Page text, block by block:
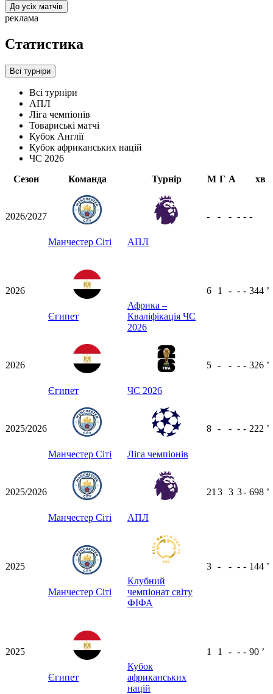
До усіх матчів
реклама
Статистика
Всі турніри
Всі турніри
АПЛ
Ліга чемпіонів
Товариські матчі
Кубок Англії
Кубок африканських націй
ЧС 2026
Сезон
Команда Турнір М Г А хв
2026/2027
Манчестер Сіті АПЛ
- - - - - -
2026
Єгипет
Африка –
Кваліфікація ЧС
2026
6 1 - - - 344 ʼ
2026
Єгипет ЧС 2026
5 - - - - 326 ʼ
2025/2026
Манчестер Сіті Ліга чемпіонів
8 - - - - 222 ʼ
2025/2026
Манчестер Сіті АПЛ
21 3 3 3- 698 ʼ
2025
Манчестер Сіті
Клубний
чемпіонат світу
ФІФА
3 - - - - 144 ʼ
2025
Єгипет
Кубок
африканських
націй
1 1 - - - 90 ʼ